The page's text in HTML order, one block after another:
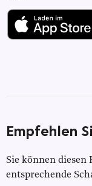
Empfehlen
Sie können
entsprechende